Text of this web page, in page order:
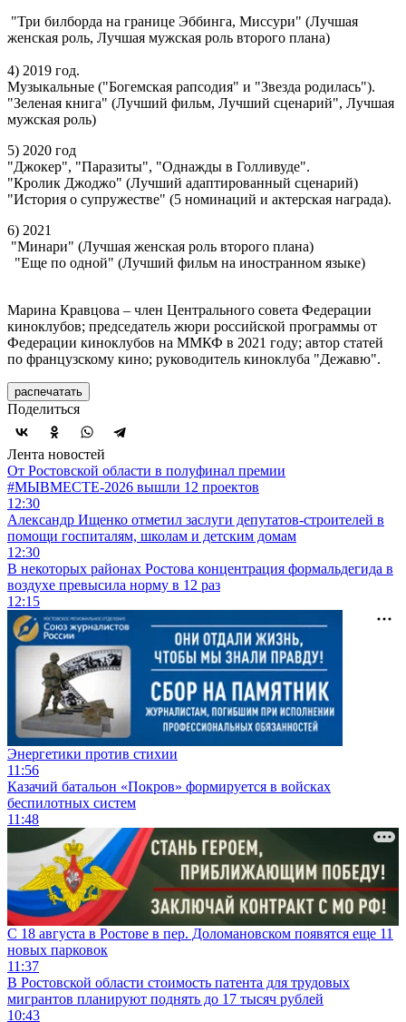
"Три билборда на границе Эббинга, Миссури" (Лучшая
женская роль, Лучшая мужская роль второго плана)
4) 2019 год.
Музыкальные ("Богемская рапсодия" и "Звезда родилась").
"Зеленая книга" (Лучший фильм, Лучший сценарий", Лучшая
мужская роль)
5) 2020 год
"Джокер", "Паразиты", "Однажды в Голливуде".
"Кролик Джоджо" (Лучший адаптированный сценарий)
"История о супружестве" (5 номинаций и актерская награда).
6) 2021
"Минари" (Лучшая женская роль второго плана)
"Еще по одной" (Лучший фильм на иностранном языке)
Марина Кравцова – член Центрального совета Федерации
киноклубов; председатель жюри российской программы от
Федерации киноклубов на ММКФ в 2021 году; автор статей
по французскому кино; руководитель киноклуба "Дежавю".
распечатать
Поделиться
Лента новостей
От Ростовской области в полуфинал премии
#МЫВМЕСТЕ-2026 вышли 12 проектов
12:30
Александр Ищенко отметил заслуги депутатов-строителей в
помощи госпиталям, школам и детским домам
12:30
В некоторых районах Ростова концентрация формальдегида в
воздухе превысила норму в 12 раз
12:15
Энергетики против стихии
11:56
Казачий батальон «Покров» формируется в войсках
беспилотных систем
11:48
С 18 августа в Ростове в пер. Доломановском появятся еще 11
новых парковок
11:37
В Ростовской области стоимость патента для трудовых
мигрантов планируют поднять до 17 тысяч рублей
10:43